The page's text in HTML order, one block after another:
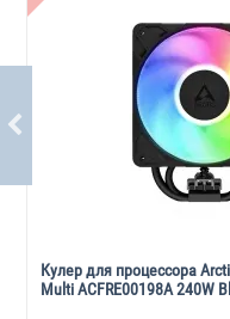
Кулер для процессора
Multi ACFRE00198A 240W